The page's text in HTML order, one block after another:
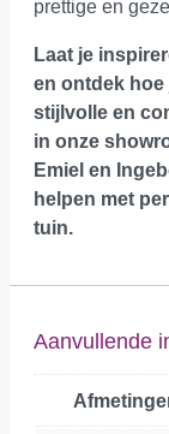
prettige en
Laat je
en ontdek
stijlvolle en
in onze
Emiel en
helpen met
tuin.
Aanvullende